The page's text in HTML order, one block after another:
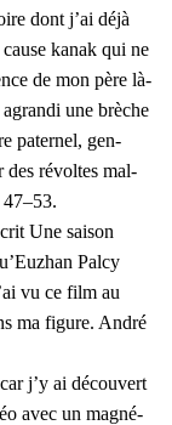
dont j’ai déjà
kanak qui ne
de mon père là-
une brèche
pater­nel, gen­
des révoltes mal­
47–53.
Une sai­son
Pal­cy
vu ce film au
ma figure. André
j’y ai décou­vert
avec un magné­